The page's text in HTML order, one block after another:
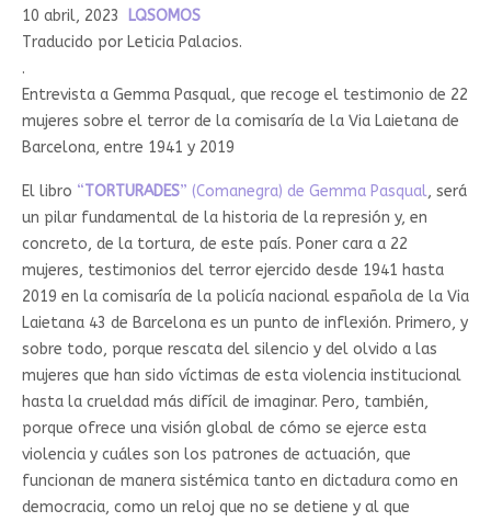
10 abril, 2023
LQSOMOS
Traducido por Leticia Palacios.
.
Entrevista a Gemma Pasqual, que recoge el testimonio de 22
mujeres sobre el terror de la comisaría de la Via Laietana de
Barcelona, entre 1941 y 2019
El libro “TORTURADES” (Comanegra) de Gemma Pasqual, será
un pilar fundamental de la historia de la represión y, en
concreto, de la tortura, de este país. Poner cara a 22
mujeres, testimonios del terror ejercido desde 1941 hasta
2019 en la comisaría de la policía nacional española de la Via
Laietana 43 de Barcelona es un punto de inflexión. Primero, y
sobre todo, porque rescata del silencio y del olvido a las
mujeres que han sido víctimas de esta violencia institucional
hasta la crueldad más difícil de imaginar. Pero, también,
porque ofrece una visión global de cómo se ejerce esta
violencia y cuáles son los patrones de actuación, que
funcionan de manera sistémica tanto en dictadura como en
democracia, como un reloj que no se detiene y al que